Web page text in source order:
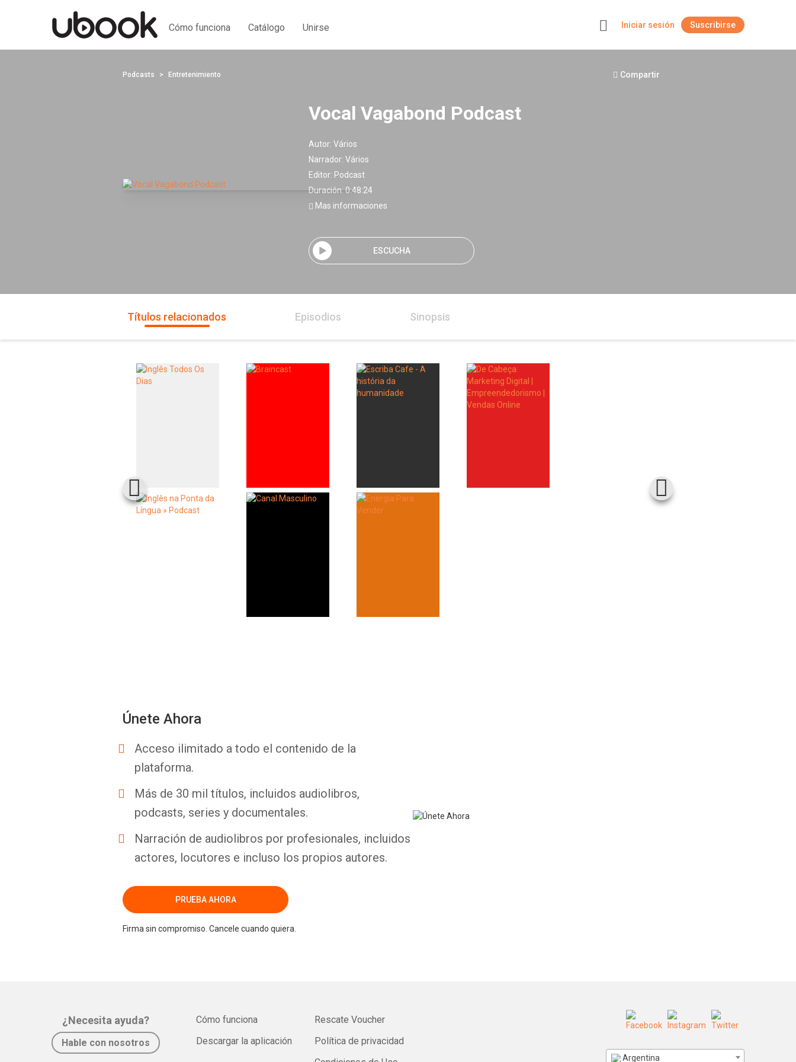
Cómo funciona Catálogo Unirse Iniciar sesión Suscribirse
Podcasts Entretenimiento Compartir
Vocal Vagabond Podcast
Autor: Vários
Narrador: Vários
Editor: Podcast
Duración: 0:48:24
Mas informaciones
ESCUCHA
Títulos relacionados Episodios Sinopsis
Únete Ahora
Acceso ilimitado a todo el contenido de la
plataforma.
Más de 30 mil títulos, incluidos audiolibros,
podcasts, series y documentales.
Narración de audiolibros por profesionales, incluidos
actores, locutores e incluso los propios autores.
PRUEBA AHORA
Firma sin compromiso. Cancele cuando quiera.
¿Necesita ayuda?
Hable con nosotros
Cómo funciona
Descargar la aplicación
Rescate Voucher
Política de privacidad
Argentina